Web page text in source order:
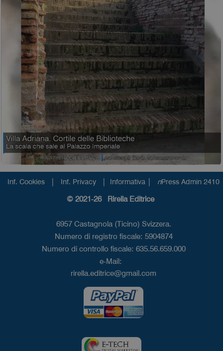
Inf. Cookies | Inf. Privacy | Informativa | nPress Admin 2410
© 2021-26 Rirella Editrice
6957 Castagnola (Ticino) Svizzera.
Numero di registro fiscale: 5904874
Numero di controllo fiscale: 635.56.659.000
e-Mail:
rirella.editrice@gmail.com